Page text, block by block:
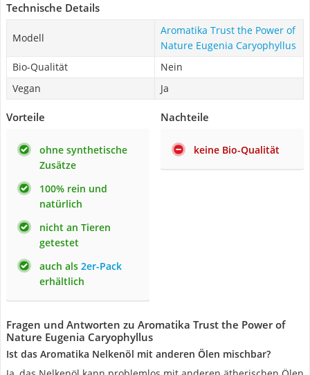
Technische Details
Modell
Aromatika Trust the Power of
Nature Eugenia Caryophyllus
Bio-Qualität
Nein
Vegan
Ja
Vorteile
ohne synthetische
Zusätze
100% rein und
natürlich
nicht an Tieren
getestet
auch als 2er-Pack
erhältlich
Nachteile
keine Bio-Qualität
Fragen und Antworten zu Aromatika Trust the Power of
Nature Eugenia Caryophyllus
Ist das Aromatika Nelkenöl mit anderen Ölen mischbar?